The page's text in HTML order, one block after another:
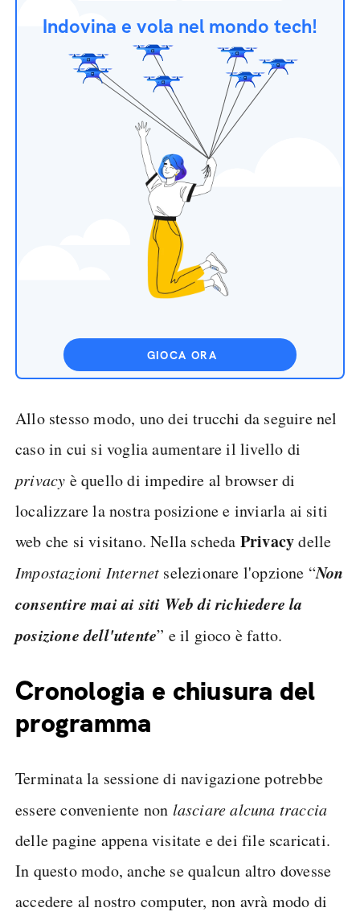
Indovina e vola nel mondo tech!
GIOCA ORA
Allo stesso modo, uno dei trucchi da seguire nel
caso in cui si voglia aumentare il livello di
privacy è quello di impedire al browser di
localizzare la nostra posizione e inviarla ai siti
web che si visitano. Nella scheda Privacydelle
Impostazioni Internet selezionare l'opzione “Non
consentire mai ai siti Web di richiedere la
posizione dell'utente” e il gioco è fatto.
Cronologia e chiusura del
programma
Terminata la sessione di navigazione potrebbe
essere conveniente non lasciare alcuna traccia
delle pagine appena visitate e dei file scaricati.
In questo modo, anche se qualcun altro dovesse
accedere al nostro computer, non avrà modo di